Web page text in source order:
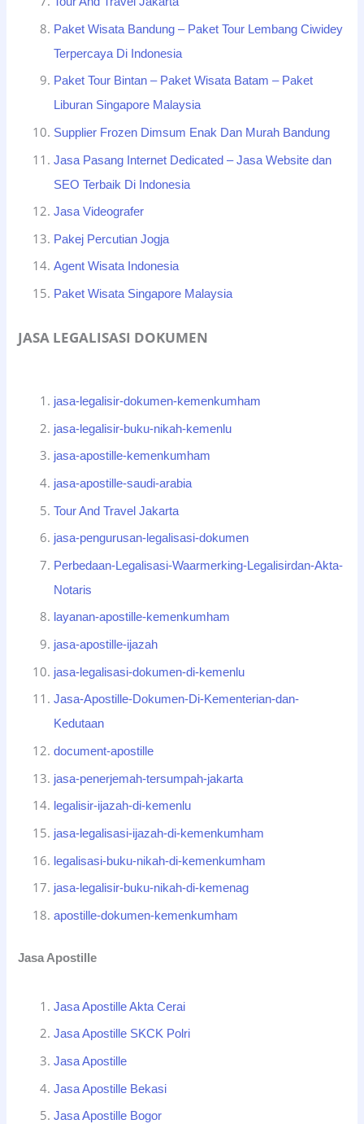
Paket Wisata Bandung – Paket Tour Lembang Ciwidey
Terpercaya Di Indonesia
Paket Tour Bintan – Paket Wisata Batam – Paket
Liburan Singapore Malaysia
Supplier Frozen Dimsum Enak Dan Murah Bandung
Jasa Pasang Internet Dedicated – Jasa Website dan
SEO Terbaik Di Indonesia
Jasa Videografer
Pakej Percutian Jogja
Agent Wisata Indonesia
Paket Wisata Singapore Malaysia
JASA LEGALISASI DOKUMEN
jasa-legalisir-dokumen-kemenkumham
jasa-legalisir-buku-nikah-kemenlu
jasa-apostille-kemenkumham
jasa-apostille-saudi-arabia
Tour And Travel Jakarta
jasa-pengurusan-legalisasi-dokumen
Perbedaan-Legalisasi-Waarmerking-Legalisirdan-Akta-
Notaris
layanan-apostille-kemenkumham
jasa-apostille-ijazah
jasa-legalisasi-dokumen-di-kemenlu
Jasa-Apostille-Dokumen-Di-Kementerian-dan-
Kedutaan
document-apostille
jasa-penerjemah-tersumpah-jakarta
legalisir-ijazah-di-kemenlu
jasa-legalisasi-ijazah-di-kemenkumham
legalisasi-buku-nikah-di-kemenkumham
jasa-legalisir-buku-nikah-di-kemenag
apostille-dokumen-kemenkumham
Jasa Apostille
Jasa Apostille Akta Cerai
Jasa Apostille SKCK Polri
Jasa Apostille
Jasa Apostille Bekasi
Jasa Apostille Bogor